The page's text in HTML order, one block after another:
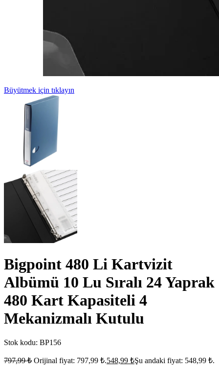
Büyütmek için tıklayın
Bigpoint 480 Li Kartvizit
Albümü 10 Lu Sıralı 24 Yaprak
480 Kart Kapasiteli 4
Mekanizmalı Kutulu
Stok kodu: BP156
797,99₺ Orijinal fiyat: 797,99 ₺.548,99 ₺Şu andaki fiyat: 548,99 ₺.